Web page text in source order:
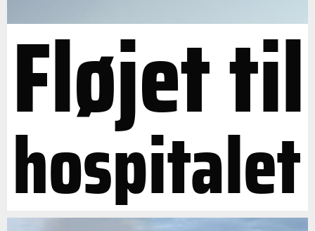
Fløjet til
hospitalet